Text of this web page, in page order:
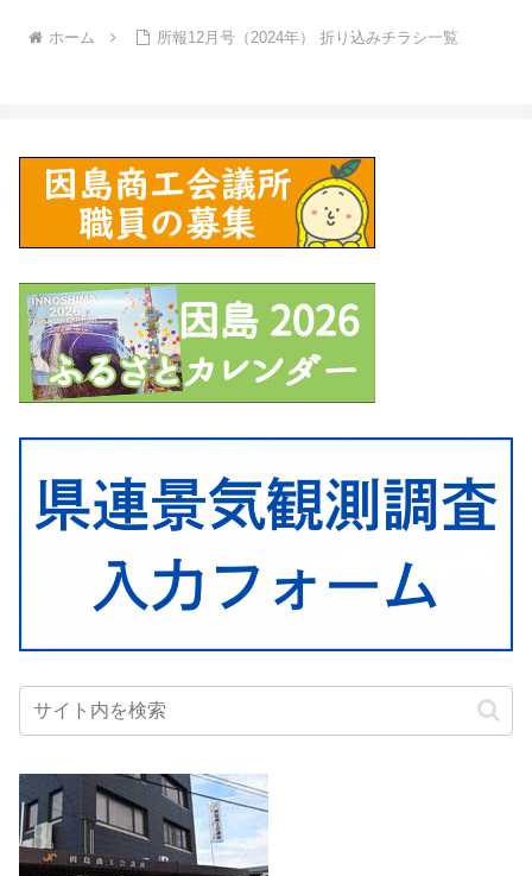
ホーム 所報12月号（2024年） 折り込みチラシ一覧